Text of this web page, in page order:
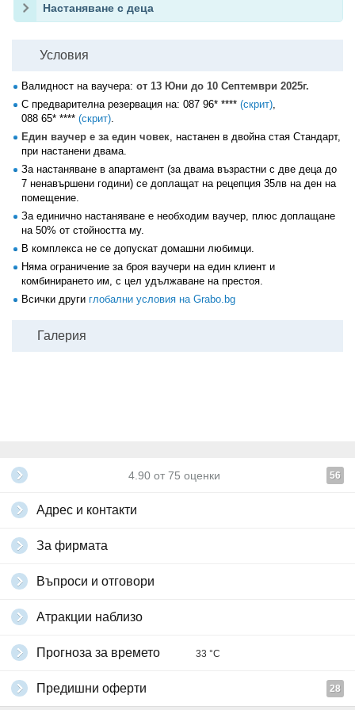
Настаняване с деца
Условия
Валидност на ваучера: от 13 Юни до 10 Септември 2025г.
С предварителна резервация на: 087 96* **** (скрит),
088 65* **** (скрит).
Един ваучер е за един човек, настанен в двойна стая Стандарт,
при настанени двама.
За настаняване в апартамент (за двама възрастни с две деца до
7 ненавършени години) се доплащат на рецепция 35лв на ден на
помещение.
За единично настаняване е необходим ваучер, плюс доплащане
на 50% от стойността му.
В комплекса не се допускат домашни любимци.
Няма ограничение за броя ваучери на един клиент и
комбинирането им, с цел удължаване на престоя.
Всички други глобални условия на Grabo.bg
Галерия
4.90 от 75 оценки 56
Адрес и контакти
За фирмата
Въпроси и отговори
Атракции наблизо
Прогноза за времето 33 °C
Предишни оферти 28